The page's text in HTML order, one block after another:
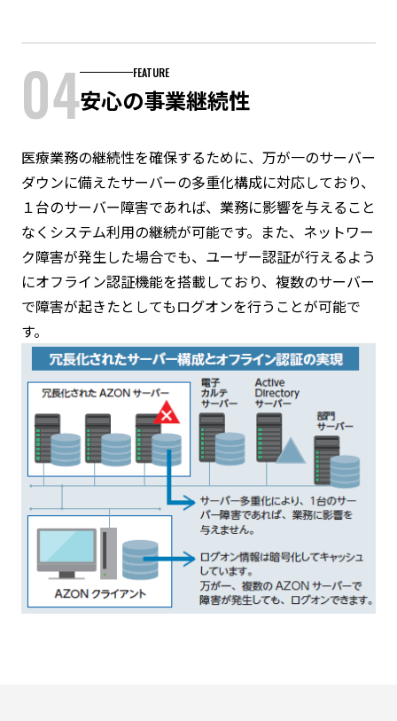
04 FEATURE
安心の事業継続性
医療業務の継続性を確保するために、万が一のサーバー
ダウンに備えたサーバーの多重化構成に対応しており、
１台のサーバー障害であれば、業務に影響を与えること
なくシステム利用の継続が可能です。また、ネットワー
ク障害が発生した場合でも、ユーザー認証が行えるよう
にオフライン認証機能を搭載しており、複数のサーバー
で障害が起きたとしてもログオンを行うことが可能で
す。